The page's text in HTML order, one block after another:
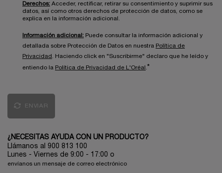
Derechos: Acceder, rectificar, retirar su consentimiento y suprimir sus
datos, así como otros derechos de protección de datos, como se
explica en la información adicional.
Información adicional: Puede consultar la información adicional y
detallada sobre Protección de Datos en nuestra Política de
Privacidad
. Haciendo click en "Suscribirme" declaro que he leído y
entiendo la Política de Privacidad de L'Oréal *
ENVIAR
¿NECESITAS AYUDA CON UN PRODUCTO?
Llámanos al 900 813 100
Lunes - Viernes de 9:00 - 17:00 o
envíanos un mensaje de correo electrónico